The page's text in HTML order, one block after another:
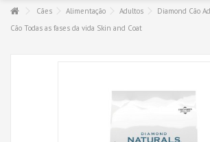
Cães Alimentação Adultos Diamond Cão
Cão Todas as fases da vida Skin and Coat